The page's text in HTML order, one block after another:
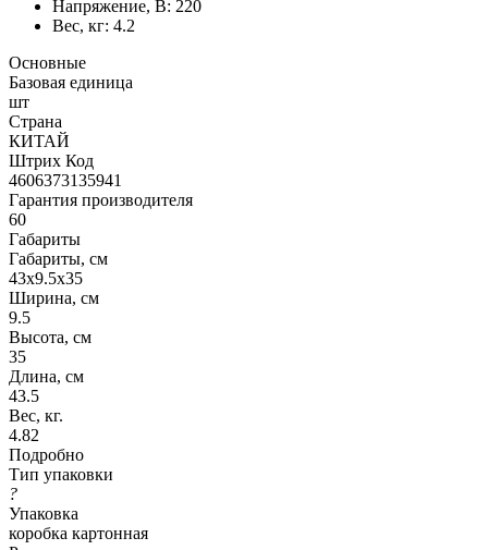
Напряжение, В: 220
Вес, кг: 4.2
Основные
Базовая единица
шт
Страна
КИТАЙ
Штрих Код
4606373135941
Гарантия производителя
60
Габариты
Габариты, см
43x9.5x35
Ширина, см
9.5
Высота, см
35
Длина, см
43.5
Вес, кг.
4.82
Подробно
Тип упаковки
?
Упаковка
коробка картонная